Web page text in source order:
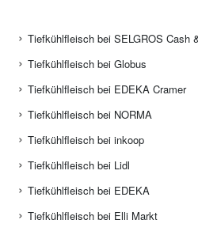
Tiefkühlfleisch bei SELGROS Cash
Tiefkühlfleisch bei Globus
Tiefkühlfleisch bei EDEKA Cramer
Tiefkühlfleisch bei NORMA
Tiefkühlfleisch bei inkoop
Tiefkühlfleisch bei Lidl
Tiefkühlfleisch bei EDEKA
Tiefkühlfleisch bei Elli Markt